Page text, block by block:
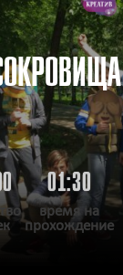
01:30
время на
прохождение